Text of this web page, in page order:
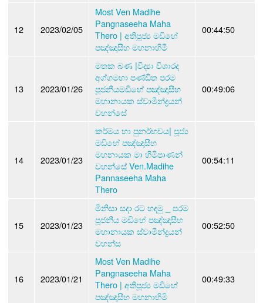
12 2023/02/05
Most Ven Madihe
Pangnaseeha Maha
Thero | අතිපූජ්‍ය මඩිහේ
පඤ්ඤාසීහ මහනාහිමි
00:44:50
13 2023/01/26
මතක බණ |විද්‍යා විශාරද
අග්ගමහා පණ්ඩිත පරම
පූජනීයමඩිහේ පඤ්ඤාසීහ
මහානායක ස්වාමීන්ද්‍රයන්
වහන්සේ
00:49:06
14 2023/01/23
කර්මය හා පුනර්භවය| පූජ්‍ය
මඩිහේ පඤ්ඤාසීහ
මහනායක මා හිමිපාණන්
වහන්සේ Ven.Madihe
Pannaseeha Maha
Thero
00:54:11
15 2023/01/23
මිනිසා සදා රට හදමු _ පරම
පූජනීය මඩිහේ පඤ්ඤාසීහ
මහානායක ස්වාමීන්ද්‍රයන්
වහන්ස
00:52:50
16 2023/01/21
Most Ven Madihe
Pangnaseeha Maha
Thero | අතිපූජ්‍ය මඩිහේ
පඤ්ඤාසීහ මහනාහිමි
00:49:33